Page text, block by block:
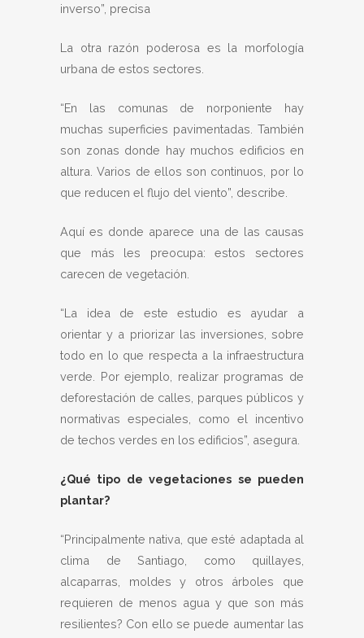
inverso”, precisa
La otra razón poderosa es la morfología
urbana de estos sectores.
“En las comunas de norponiente hay
muchas superficies pavimentadas. También
son zonas donde hay muchos edificios en
altura. Varios de ellos son continuos, por lo
que reducen el flujo del viento”, describe.
Aquí es donde aparece una de las causas
que más les preocupa: estos sectores
carecen de vegetación.
“La idea de este estudio es ayudar a
orientar y a priorizar las inversiones, sobre
todo en lo que respecta a la infraestructura
verde. Por ejemplo, realizar programas de
deforestación de calles, parques públicos y
normativas especiales, como el incentivo
de techos verdes en los edificios”, asegura.
¿Qué tipo de vegetaciones se pueden
plantar?
“Principalmente nativa, que esté adaptada al
clima de Santiago, como quillayes,
alcaparras, moldes y otros árboles que
requieren de menos agua y que son más
resilientes? Con ello se puede aumentar las